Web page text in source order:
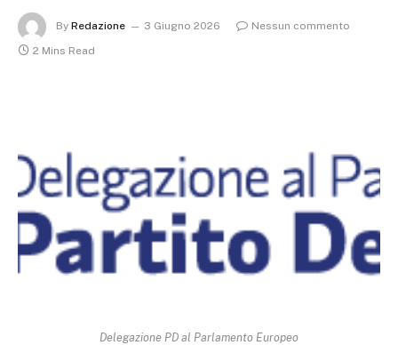
By Redazione 3 Giugno 2026
Nessun commento
2 Mins Read
Delegazione PD al Parlamento Europeo